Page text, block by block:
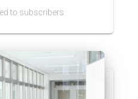
to subscribers